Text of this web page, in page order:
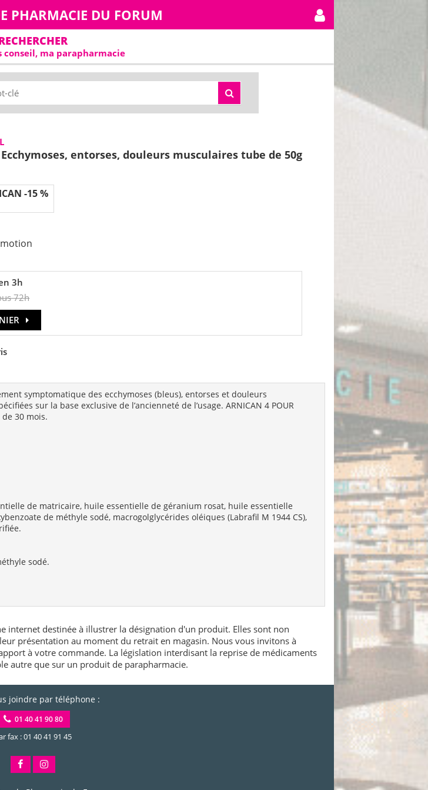
PHARMACIE DU FORUM
conseil, ma parapharmacie
Ecchymoses, entorses, douleurs musculaires tube de 50g
-15 %
3h
72h
symptomatique des ecchymoses (bleus), entorses et douleurs
sur la base exclusive de l’ancienneté de l’usage. ARNICAN 4 POUR
30 mois.
de matricaire, huile essentielle de géranium rosat, huile essentielle
de méthyle sodé, macrogolglycérides oléiques (Labrafil M 1944 CS),
sodé.
internet destinée à illustrer la désignation d'un produit. Elles sont non
présentation au moment du retrait en magasin. Nous vous invitons à
à votre commande. La législation interdisant la reprise de médicaments
autre que sur un produit de parapharmacie.
joindre par téléphone :
01 40 41 90 80
fax : 01 40 41 91 45